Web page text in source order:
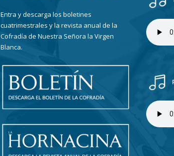
Entra y descarga los boletines
cuatrimestrales y la revista anual de la
Cofradía de Nuestra Señora la Virgen
Blanca.